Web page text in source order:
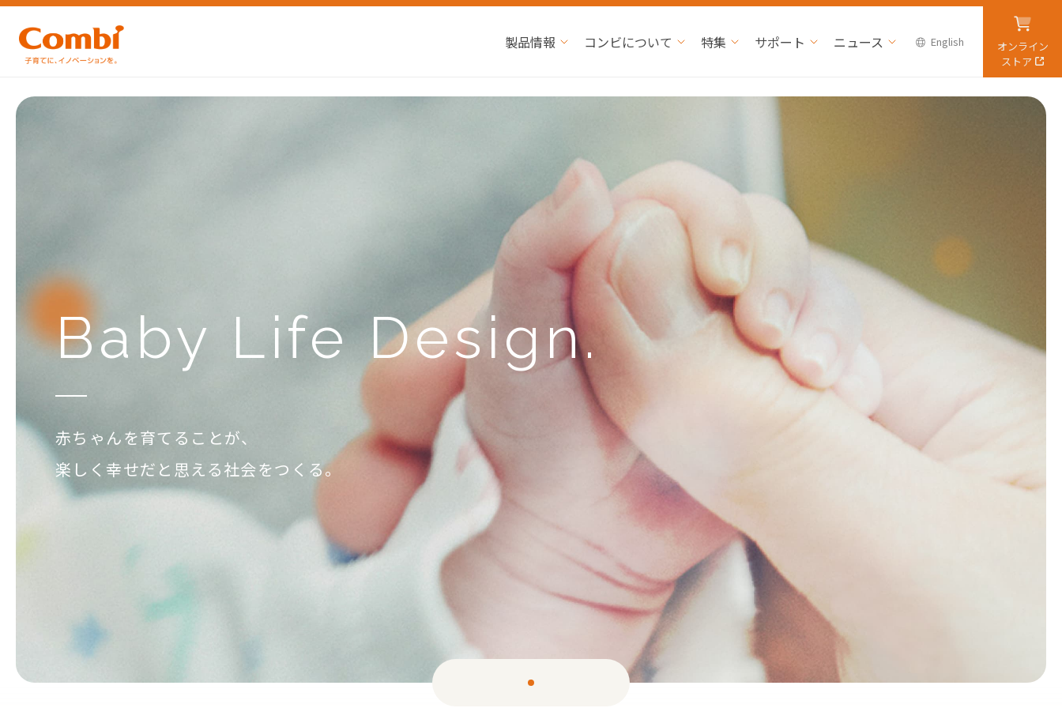
製品情報 コンビについて 特集 サポート ニュース English
オンライン
ストア
Baby LifeDesign.
赤ちゃんを育てることが、
楽しく幸せだと思える社会をつくる。